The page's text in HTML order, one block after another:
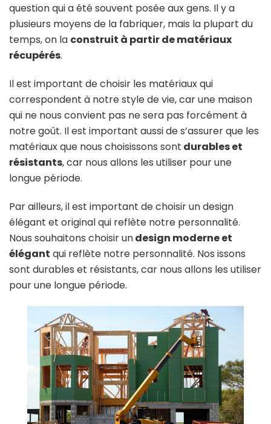
question qui a été souvent posée aux gens. Il y a
plusieurs moyens de la fabriquer, mais la plupart du
temps, on la construit à partir de matériaux
récupérés.
Il est important de choisir les matériaux qui
correspondent à notre style de vie, car une maison
qui ne nous convient pas ne sera pas forcément à
notre goût. Il est important aussi de s’assurer que les
matériaux que nous choisissons sont durables et
résistants, car nous allons les utiliser pour une
longue période.
Par ailleurs, il est important de choisir un design
élégant et original qui reflète notre personnalité.
Nous souhaitons choisir undesign moderne et
élégant qui reflète notre personnalité. Nos issons
sont durables et résistants, car nous allons les utiliser
pour une longue période.